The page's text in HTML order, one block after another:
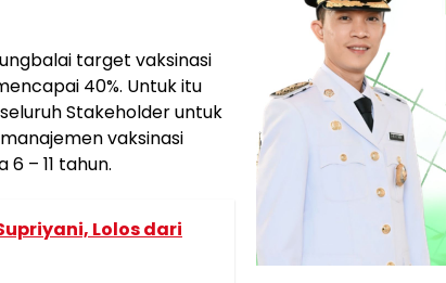
target vaksinasi
40%. Untuk itu
Stakeholder untuk
vaksinasi
– 11 tahun.
Lolos dari